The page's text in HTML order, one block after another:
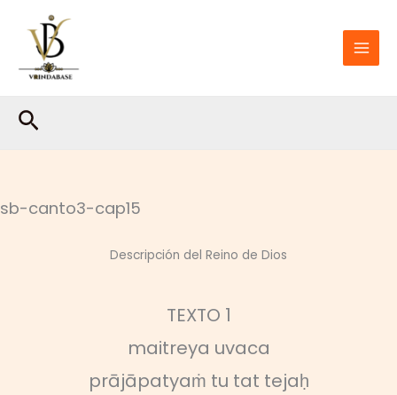
contenido
Buscar
sb-canto3-cap15
Descripción del Reino de Dios
TEXTO 1
maitreya uvaca
prājāpatyaṁ tu tat tejaḥ